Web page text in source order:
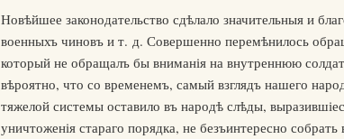
Новѣйшее законодательство сдѣлало значительныя и
военныхъ чиновъ и т. д. Совершенно перемѣнилось
который не обращалъ бы вниманія на внутреннюю
вѣроятно, что со временемъ, самый взглядъ нашего
тяжелой системы оставило въ народѣ слѣды,
уничтоженія стараго порядка, не безъинтересно